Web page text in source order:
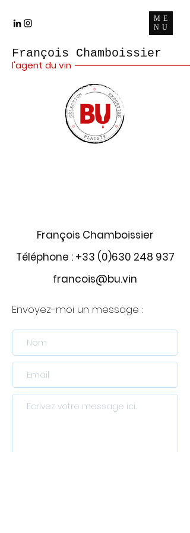
François Chamboissier
l'agent du vin
ME
NU
François Chamboissier
Téléphone : +33 (0)630 248 937
francois@bu.vin
Envoyez-moi un message :